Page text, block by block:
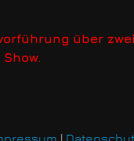
über